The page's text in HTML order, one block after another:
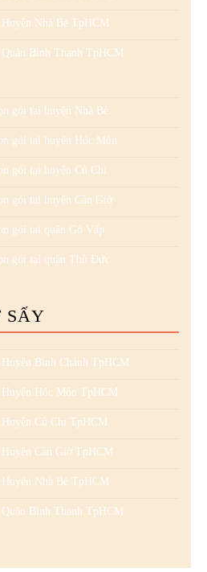
Nhà Bè TpHCM
Bình Thạnh TpHCM
gói tại huyện Nhà Bè
gói tại huyện Hóc Môn
gói tại huyện Củ Chi
gói tại huyện Cần Giờ
gói tại quận Gò Vấp
gói tại quận Thủ Đức
SẤY
Bình Chánh TpHCM
Hóc Môn TpHCM
Củ Chi TpHCM
Cần Giờ TpHCM
Nhà Bè TpHCM
Bình Thạnh TpHCM